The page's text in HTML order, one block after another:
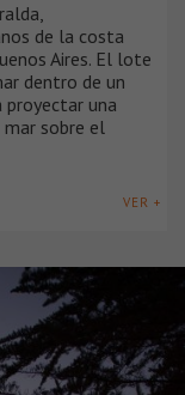
de la costa
Aires. El lote
dentro de un
una
sobre el
VER +